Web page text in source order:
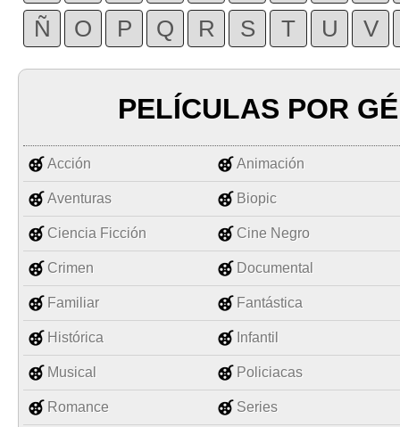
Ñ
O P Q R S T U V
PELÍCULAS POR
Acción Animación
Aventuras Biopic
Ciencia Ficción Cine Negro
Crimen Documental
Familiar Fantástica
Histórica Infantil
Musical Policiacas
Romance Series